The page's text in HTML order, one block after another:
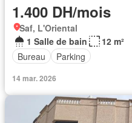
1.400 DH/mois
Saf, L'Oriental
1 Salle de bain
12 m²
Bureau
Parking
14 mar. 2026